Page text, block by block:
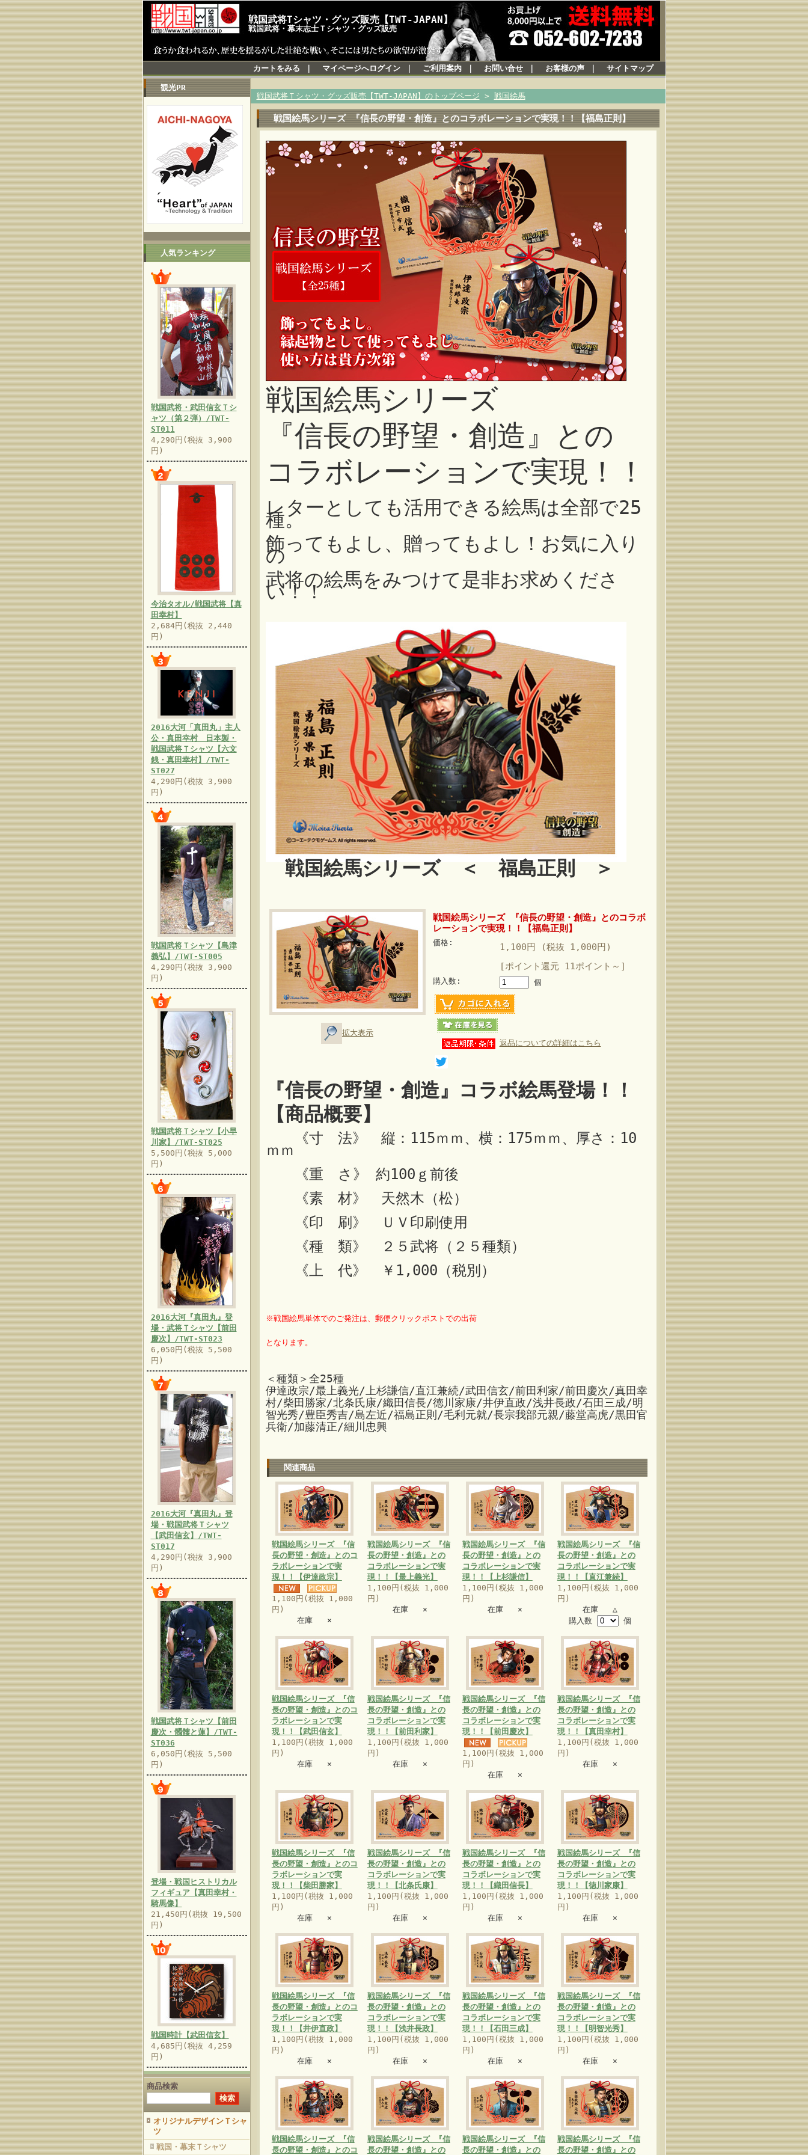
戦国武将Tシャツ・グッズ販売【TWT-JAPAN】
戦国武将・幕末志士Ｔシャツ・グッズ販売
カートをみる マイページへログイン｜ ご利用案内｜ お問い合せ｜ お客様の声｜ サイトマップ
観光PR
人気ランキング
戦国武将・武田信玄Ｔシ
ャツ（第２弾）/TWT-
ST011
4,290円(税抜 3,900
円)
今治タオル/戦国武将【真
田幸村】
2,684円(税抜 2,440
円)
2016大河「真田丸」主人
公・真田幸村 日本製・
戦国武将Ｔシャツ【六文
銭・真田幸村】/TWT-
ST027
4,290円(税抜 3,900
円)
戦国武将Ｔシャツ【島津
義弘】/TWT-ST005
4,290円(税抜 3,900
円)
戦国武将Ｔシャツ【小早
川家】/TWT-ST025
5,500円(税抜 5,000
円)
2016大河『真田丸』登
場・武将Ｔシャツ【前田
慶次】/TWT-ST023
6,050円(税抜 5,500
円)
2016大河『真田丸』登
場・戦国武将Ｔシャツ
【武田信玄】/TWT-
ST017
4,290円(税抜 3,900
円)
戦国武将Ｔシャツ【前田
慶次・髑髏と蓮】/TWT-
ST036
6,050円(税抜 5,500
円)
登場・戦国ヒストリカル
フィギュア【真田幸村・
騎馬像】
21,450円(税抜 19,500
円)
戦国時計【武田信玄】
4,685円(税抜 4,259
円)
商品検索
オリジナルデザインＴシャ
ツ
戦国・幕末Ｔシャツ
戦国武将Ｔシャツ・グッズ販売【TWT-JAPAN】のトップページ > 戦国絵馬
戦国絵馬シリーズ 『信長の野望・創造』とのコラボレーションで実現！！【福島正則】
戦国絵馬シリーズ
『信長の野望・創造』との
コラボレーションで実現！！
レターとしても活用できる絵馬は全部で25
種。
飾ってもよし、贈ってもよし！お気に入り
の
武将の絵馬をみつけて是非お求めくださ
い！！
戦国絵馬シリーズ ＜ 福島正則 ＞
拡大表示
戦国絵馬シリーズ 『信長の野望・創造』とのコラボ
レーションで実現！！【福島正則】
価格:
1,100円 (税抜 1,000円)
[ポイント還元 11ポイント～]
購入数: 個
返品についての詳細はこちら
『信長の野望・創造』コラボ絵馬登場！！
【商品概要】
《寸 法》 縦：115ｍｍ、横：175ｍｍ、厚さ：10
ｍｍ
《重 さ》 約100ｇ前後
《素 材》 天然木（松）
《印 刷》 ＵＶ印刷使用
《種 類》 ２５武将（２５種類）
《上 代》 ￥1,000（税別）
※戦国絵馬単体でのご発注は、郵便クリックポストでの出荷
となります。
＜種類＞全25種
伊達政宗/最上義光/上杉謙信/直江兼続/武田信玄/前田利家/前田慶次/真田幸
村/柴田勝家/北条氏康/織田信長/徳川家康/井伊直政/浅井長政/石田三成/明
智光秀/豊臣秀吉/島左近/福島正則/毛利元就/長宗我部元親/藤堂高虎/黒田官
兵衛/加藤清正/細川忠興
関連商品
戦国絵馬シリーズ 『信
長の野望・創造』とのコ
ラボレーションで実
現！！【伊達政宗】
1,100円(税抜 1,000
円)
在庫 ×
戦国絵馬シリーズ 『信
長の野望・創造』との
コラボレーションで実
現！！【最上義光】
1,100円(税抜 1,000
円)
在庫 ×
戦国絵馬シリーズ 『信
長の野望・創造』との
コラボレーションで実
現！！【上杉謙信】
1,100円(税抜 1,000
円)
在庫 ×
戦国絵馬シリーズ 『信
長の野望・創造』との
コラボレーションで実
現！！【直江兼続】
1,100円(税抜 1,000
円)
在庫 △
購入数
個
戦国絵馬シリーズ 『信
長の野望・創造』とのコ
ラボレーションで実
現！！【武田信玄】
1,100円(税抜 1,000
円)
在庫 ×
戦国絵馬シリーズ 『信
長の野望・創造』との
コラボレーションで実
現！！【前田利家】
1,100円(税抜 1,000
円)
在庫 ×
戦国絵馬シリーズ 『信
長の野望・創造』との
コラボレーションで実
現！！【前田慶次】
1,100円(税抜 1,000
円)
在庫 ×
戦国絵馬シリーズ 『信
長の野望・創造』との
コラボレーションで実
現！！【真田幸村】
1,100円(税抜 1,000
円)
在庫 ×
戦国絵馬シリーズ 『信
長の野望・創造』とのコ
ラボレーションで実
現！！【柴田勝家】
1,100円(税抜 1,000
円)
在庫 ×
戦国絵馬シリーズ 『信
長の野望・創造』との
コラボレーションで実
現！！【北条氏康】
1,100円(税抜 1,000
円)
在庫 ×
戦国絵馬シリーズ 『信
長の野望・創造』との
コラボレーションで実
現！！【織田信長】
1,100円(税抜 1,000
円)
在庫 ×
戦国絵馬シリーズ 『信
長の野望・創造』との
コラボレーションで実
現！！【徳川家康】
1,100円(税抜 1,000
円)
在庫 ×
戦国絵馬シリーズ 『信
長の野望・創造』とのコ
ラボレーションで実
現！！【井伊直政】
1,100円(税抜 1,000
円)
在庫 ×
戦国絵馬シリーズ 『信
長の野望・創造』との
コラボレーションで実
現！！【浅井長政】
1,100円(税抜 1,000
円)
在庫 ×
戦国絵馬シリーズ 『信
長の野望・創造』との
コラボレーションで実
現！！【石田三成】
1,100円(税抜 1,000
円)
在庫 ×
戦国絵馬シリーズ 『信
長の野望・創造』との
コラボレーションで実
現！！【明智光秀】
1,100円(税抜 1,000
円)
在庫 ×
戦国絵馬シリーズ 『信
長の野望・創造』とのコ
戦国絵馬シリーズ 『信
長の野望・創造』との
戦国絵馬シリーズ 『信
長の野望・創造』との
戦国絵馬シリーズ 『信
長の野望・創造』との